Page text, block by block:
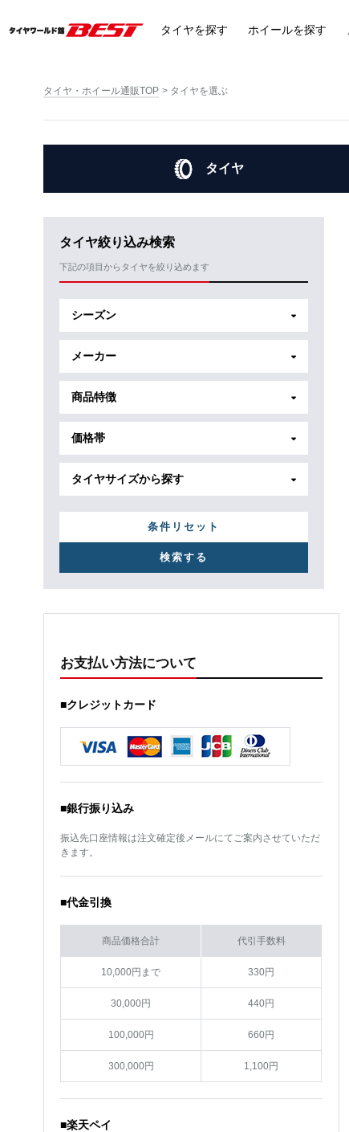
タイヤを探す ホイールを探す
タイヤ・ホイール通販TOP タイヤを選ぶ
タイヤ
タイヤ絞り込み検索
下記の項目からタイヤを絞り込めます
シーズン
メーカー
商品特徴
価格帯
タイヤサイズから探す
条件リセット
お支払い方法について
■クレジットカード
■銀行振り込み
振込先口座情報は注文確定後メールにてご案内させていただ
きます。
■代金引換
商品価格合計 代引手数料
10,000円まで 330円
30,000円 440円
100,000円 660円
300,000円 1,100円
■楽天ペイ